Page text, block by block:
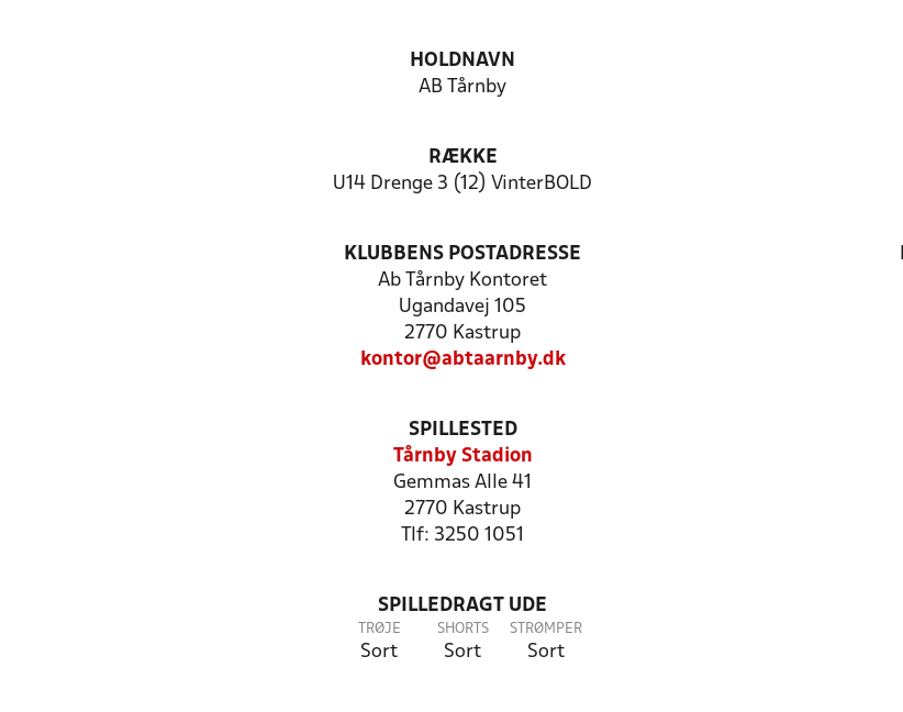
HOLDNAVN
AB Tårnby
RÆKKE
U14 Drenge 3 (12) VinterBOLD
KLUBBENS POSTADRESSE
Ab Tårnby Kontoret
Ugandavej 105
2770 Kastrup
kontor@abtaarnby.dk
SPILLESTED
Tårnby Stadion
Gemmas Alle 41
2770 Kastrup
Tlf: 3250 1051
SPILLEDRAGT UDE
TRØJE
Sort
SHORTS
Sort
STRØMPER
Sort